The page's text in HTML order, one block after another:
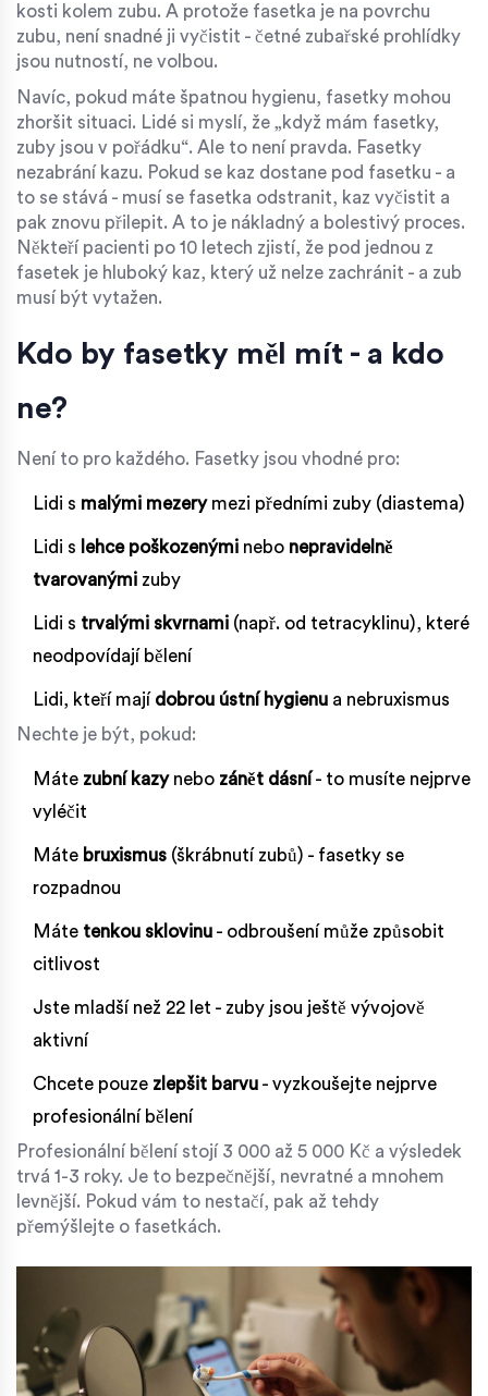
kosti kolem zubu. A protože fasetka je na povrchu
zubu, není snadné ji vyčistit - četné zubařské prohlídky
jsou nutností, ne volbou.
Navíc, pokud máte špatnou hygienu, fasetky mohou
zhoršit situaci. Lidé si myslí, že „když mám fasetky,
zuby jsou v pořádku“. Ale to není pravda. Fasetky
nezabrání kazu. Pokud se kaz dostane pod fasetku - a
to se stává - musí se fasetka odstranit, kaz vyčistit a
pak znovu přilepit. A to je nákladný a bolestivý proces.
Někteří pacienti po 10 letech zjistí, že pod jednou z
fasetek je hluboký kaz, který už nelze zachránit - a zub
musí být vytažen.
Kdo by fasetky měl mít - a kdo
ne?
Není to pro každého. Fasetky jsou vhodné pro:
Lidi s malými mezerymezi předními zuby (diastema)
Lidi s lehce poškozenými nebo nepravidelně
tvarovanými zuby
Lidi s trvalými skvrnami (např. od tetracyklinu), které
neodpovídají bělení
Lidi, kteří mají dobrou ústní hygienu a nebruxismus
Nechte je být, pokud:
Máte zubní kazynebo zánět dásní - to musíte nejprve
vyléčit
Máte bruxismus (škrábnutí zubů) - fasetky se
rozpadnou
Máte tenkou sklovinu - odbroušení může způsobit
citlivost
Jste mladší než 22 let - zuby jsou ještě vývojově
aktivní
Chcete pouze zlepšit barvu - vyzkoušejte nejprve
profesionální bělení
Profesionální bělení stojí 3 000 až 5 000 Kč a výsledek
trvá 1-3 roky. Je to bezpečnější, nevratné a mnohem
levnější. Pokud vám to nestačí, pak až tehdy
přemýšlejte o fasetkách.